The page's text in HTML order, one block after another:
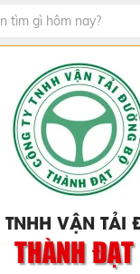
VẬN TẢI
THÀNH ĐẠT